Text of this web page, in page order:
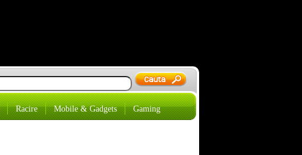
Racire Mobile & Gadgets Gaming